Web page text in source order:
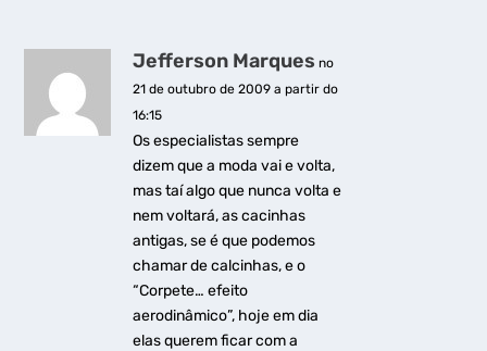
Jefferson Marques no
21 de outubro de 2009 a partir do
16:15
Os especialistas sempre
dizem que a moda vai e volta,
mas taí algo que nunca volta e
nem voltará, as cacinhas
antigas, se é que podemos
chamar de calcinhas, e o
“Corpete… efeito
aerodinâmico”, hoje em dia
elas querem ficar com a